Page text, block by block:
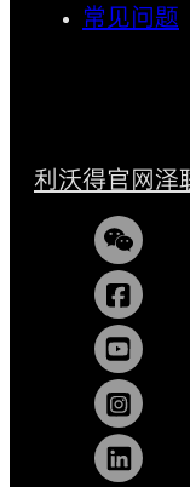
常见问题
利沃得官网泽